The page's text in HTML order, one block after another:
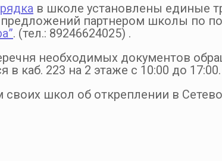
в школе установлены единые
партнером школы по
. (тел.: 89246624025) .
необходимых документов
каб. 223 на 2 этаже с 10:00 до 17:00.
школ об откреплении в